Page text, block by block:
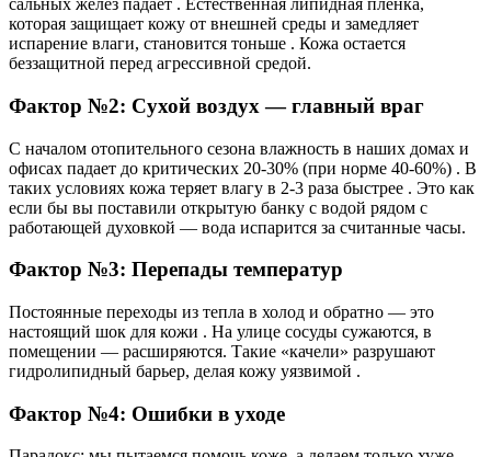
сальных желез падает . Естественная липидная пленка,
которая защищает кожу от внешней среды и замедляет
испарение влаги, становится тоньше . Кожа остается
беззащитной перед агрессивной средой.
Фактор №2: Сухой воздух — главный враг
С началом отопительного сезона влажность в наших домах и
офисах падает до критических 20-30% (при норме 40-60%) . В
таких условиях кожа теряет влагу в 2-3 раза быстрее . Это как
если бы вы поставили открытую банку с водой рядом с
работающей духовкой — вода испарится за считанные часы.
Фактор №3: Перепады температур
Постоянные переходы из тепла в холод и обратно — это
настоящий шок для кожи . На улице сосуды сужаются, в
помещении — расширяются. Такие «качели» разрушают
гидролипидный барьер, делая кожу уязвимой .
Фактор №4: Ошибки в уходе